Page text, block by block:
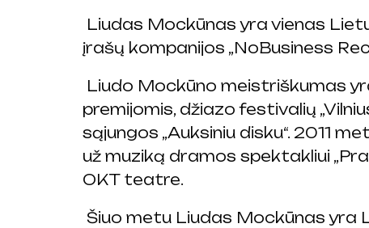
Liudas Mockūnas yra vienas
įrašų kompanijos „NoBusiness
Liudo Mockūno meistriškumas
premijomis, džiazo festivalių
sąjungos „Auksiniu disku“. 2011
už muziką dramos spektakliui
OKT teatre.
Šiuo metu Liudas Mockūnas yra